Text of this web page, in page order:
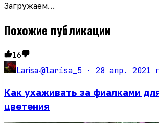
Загружаем…
Похожие публикации
16
Larisa·@larisa_5 · 28 апр. 2021
Как ухаживать за фиалками
цветения